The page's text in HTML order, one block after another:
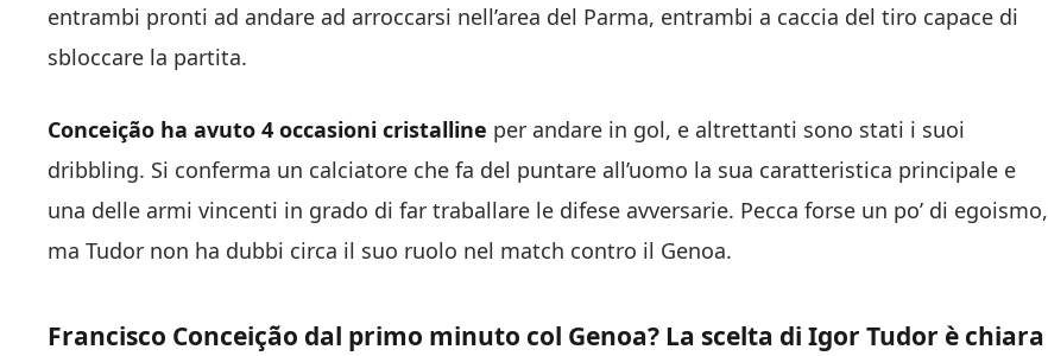
entrambi pronti ad andare ad arroccarsi nell’area del Parma, entrambi a caccia del tiro capace di
sbloccare la partita.
Conceição ha avuto 4 occasioni cristalline per andare in gol, e altrettanti sono stati i suoi
dribbling. Si conferma un calciatore che fa del puntare all’uomo la sua caratteristica principale e
una delle armi vincenti in grado di far traballare le difese avversarie. Pecca forse un po’ di egoismo,
ma Tudor non ha dubbi circa il suo ruolo nel match contro il Genoa.
Francisco Conceição dal primo minuto col Genoa? La scelta di Igor Tudor è chiara